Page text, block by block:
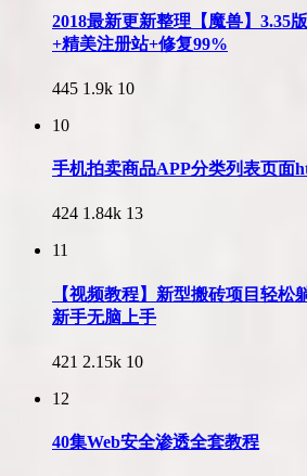
2018最新更新整理【魔兽】3.35
+精美注册站+修复99%
445 1.9k 10
10
手机拍卖商品APP分类列表页面
424 1.84k 13
11
【视频教程】新型搬砖项目轻松
新手无脑上手
421 2.15k 10
12
40集Web安全渗透全套教程